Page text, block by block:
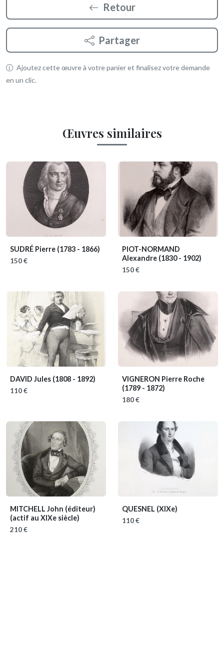
Retour
Partager
Ajoutez cette œuvre à votre panier et finalisez votre demande
en un clic.
Œuvres similaires
SUDRÉ Pierre (1783 - 1866)
150 €
PIOT-NORMAND
Alexandre (1830 - 1902)
150 €
DAVID Jules (1808 - 1892)
110 €
VIGNERON Pierre Roche
(1789 - 1872)
180 €
MITCHELL John (éditeur)
(actif au XIXe siècle)
210 €
QUESNEL (XIXe)
110 €